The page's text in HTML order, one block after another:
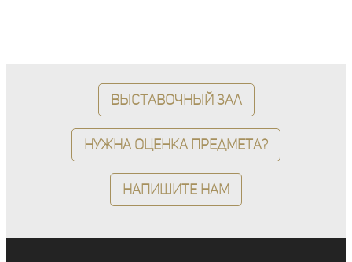
Выставочный зал
Нужна оценка предмета?
Напишите нам